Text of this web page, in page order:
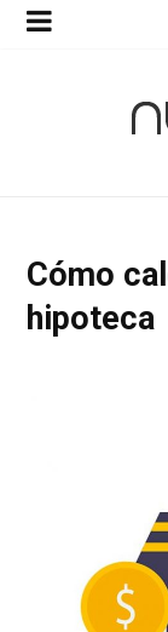
Cómo
hipoteca